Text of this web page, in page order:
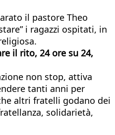
il pastore Theo
i ragazzi ospitati, in
il rito, 24 ore su 24,
non stop, attiva
tanti anni per
altri fratelli godano dei
solidarietà,